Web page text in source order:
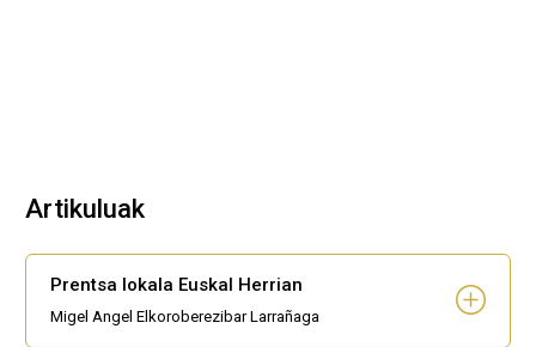
Artikuluak
Prentsa lokala Euskal Herrian
Migel Angel Elkoroberezibar Larrañaga